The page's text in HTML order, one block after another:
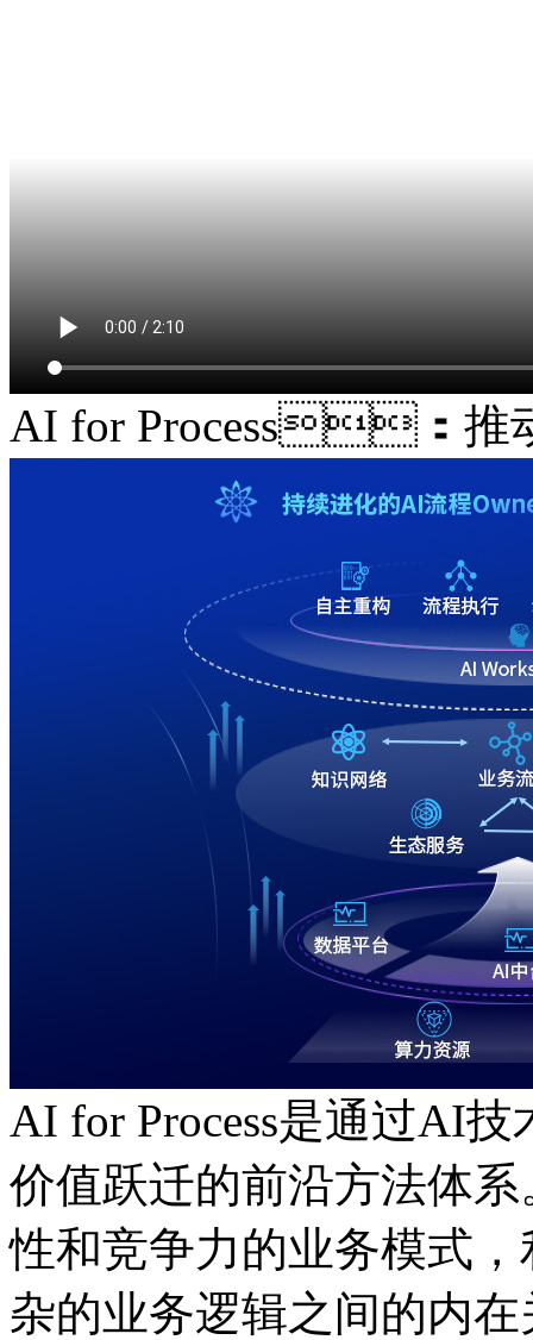
AI for Process：推
AI for Process是通过AI技
价值跃迁的前沿方法体
性和竞争力的业务模式
杂的业务逻辑之间的内在